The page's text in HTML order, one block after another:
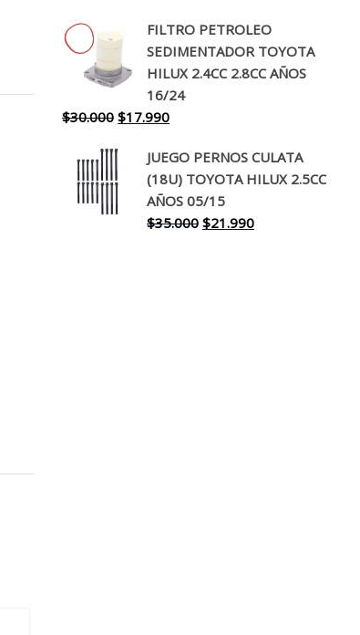
original
era:
$260.000.
actual
es:
$199.990.
FILTRO PETROLEO
SEDIMENTADOR TOYOTA
HILUX 2.4CC 2.8CC AÑOS
16/24
$30.000 El
original
era:
$30.000.
$17.990El
actual
es:
$17.990.
JUEGO PERNOS CULATA
(18U) TOYOTA HILUX 2.5CC
AÑOS 05/15
$35.000 El
$21.990El